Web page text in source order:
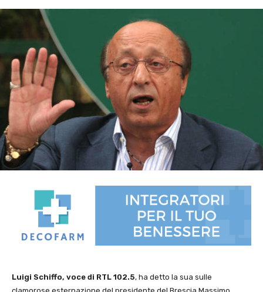
Luigi Schiffo, voce di RTL 102.5, ha detto la sua sulle